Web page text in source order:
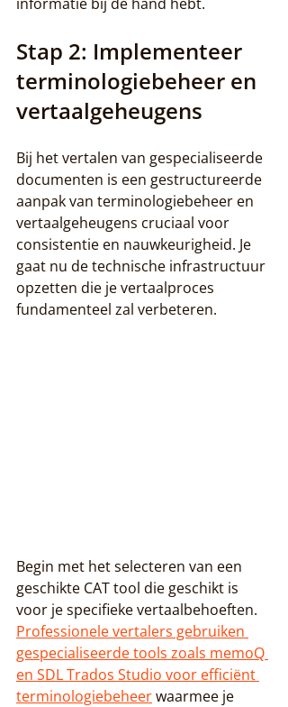
Stap 2: Implementeer
terminologiebeheer en
vertaalgeheugens
Bij het vertalen van gespecialiseerde
documenten is een gestructureerde
aanpak van terminologiebeheer en
vertaalgeheugens cruciaal voor
consistentie en nauwkeurigheid. Je
gaat nu de technische infrastructuur
opzetten die je vertaalproces
fundamenteel zal verbeteren.
Begin met het selecteren van een
geschikte CAT tool die geschikt is
voor je specifieke vertaalbehoeften.
Professionele vertalers gebruiken
gespecialiseerde tools zoals memoQ
en SDL Trados Studio voor efficiënt
terminologiebeheer waarmee je